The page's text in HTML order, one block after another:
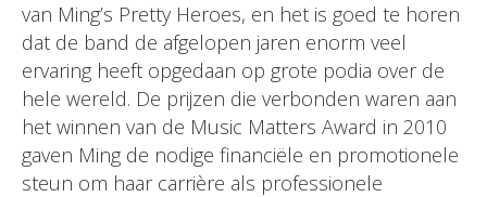
van Ming’s Pretty Heroes, en het is goed te horen
dat de band de afgelopen jaren enorm veel
ervaring heeft opgedaan op grote podia over de
hele wereld. De prijzen die verbonden waren aan
het winnen van de Music Matters Award in 2010
gaven Ming de nodige financiële en promotionele
steun om haar carrière als professionele